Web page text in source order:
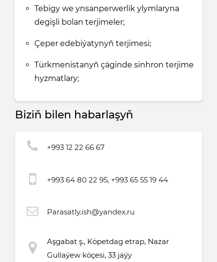
Tebigy we ynsanperwerlik ylymlaryna
degişli bolan terjimeler;
Çeper edebiýatynyň terjimesi;
Türkmenistanyň çäginde sinhron terjime
hyzmatlary;
Biziň bilen habarlaşyň
+993 12 22 66 67
+993 64 80 22 95, +993 65 55 19 44
Parasatly.ish@yandex.ru
Aşgabat ş., Köpetdag etrap, Nazar
Gullaýew köçesi, 33 jaýy